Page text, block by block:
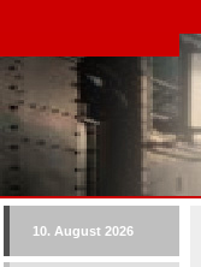
10. August 2026